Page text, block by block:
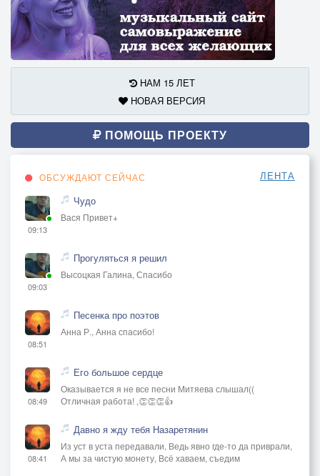
От разных бед по мере сил спасите.
Потом они отплатят вам добром,
Они оплотом станут вам потом.
Живите честно милые друзья,
Желаю всем вам мира и добра.
НАМ 15 ЛЕТ
НОВАЯ ВЕРСИЯ
ПОМОЩЬ ПРОЕКТУ
ОБСУЖДАЮТ СЕЙЧАС ЛЕНТА
09:13
Чудо
Вася Привет+
09:03
Прогуляться я решил
Высоцкая Галина, Спасибо
08:51
Песенка про поэтов
Анна Р., Анна спасибо!
08:49
Его большое сердце
Оказывается я не все песни Митяева слышал((
Отличная работа! ,👏👏👏👍
08:41
Давно я жду тебя Назаретянин
Из уст в уста передавали, Ведь явно где-то да приврали,
А мы за чистую монету, Всё хаваем, съедим